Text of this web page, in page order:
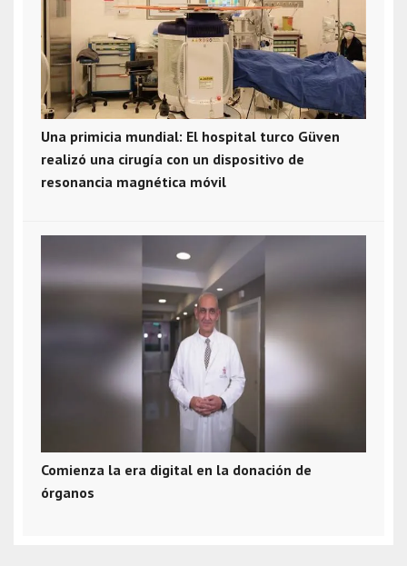
Una primicia mundial: El hospital turco Güven
realizó una cirugía con un dispositivo de
resonancia magnética móvil
Comienza la era digital en la donación de
órganos